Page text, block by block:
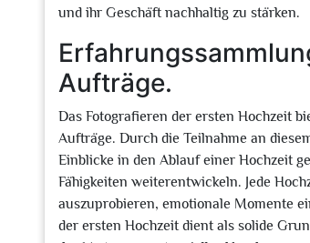
und ihr Geschäft nachhaltig zu stärken.
Aufträge.
Das Fotografieren der ersten Hochzeit
Aufträge. Durch die Teilnahme an
Einblicke in den Ablauf einer Hochzeit
Fähigkeiten weiterentwickeln. Jede
auszuprobieren, emotionale Momente
der ersten Hochzeit dient als solide